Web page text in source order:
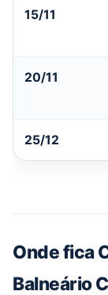
15/11
20/11
25/12
Onde fica
Balneário